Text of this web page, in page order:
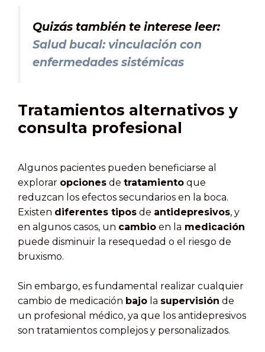
Quizás también te interese leer:
Salud bucal: vinculación con
enfermedades sistémicas
Tratamientos alternativos y
consulta profesional
Algunos pacientes pueden beneficiarse al
explorar opciones de tratamiento que
reduzcan los efectos secundarios en la boca.
Existen diferentes tipos de antidepresivos, y
en algunos casos, un cambio en la medicación
puede disminuir la resequedad o el riesgo de
bruxismo.
Sin embargo, es fundamental realizar cualquier
cambio de medicación bajo la supervisión de
un profesional médico, ya que los antidepresivos
son tratamientos complejos y personalizados.